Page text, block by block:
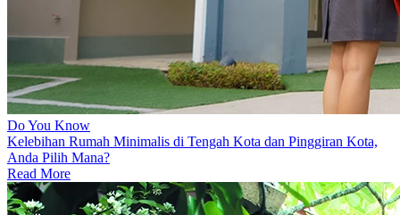
Do You Know
Kelebihan Rumah Minimalis di Tengah Kota dan Pinggiran Kota,
Anda Pilih Mana?
Read More